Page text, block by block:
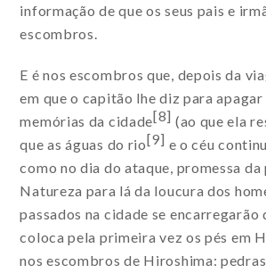
informação de que os seus pais e
escombros.
E é nos escombros que, depois da
em que o capitão lhe diz para apagar
memórias da cidade[8] (ao que ela
que as águas do rio[9] e o céu
como no dia do ataque, promessa da
Natureza para lá da loucura dos
passados na cidade se
coloca pela primeira vez os pés em
nos escombros de Hiroshima: